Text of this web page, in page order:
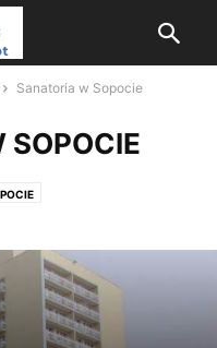
Sanatoria w Sopocie
SOPOCIE